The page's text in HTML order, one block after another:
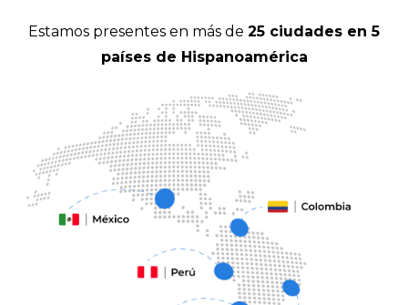
Estamos presentes en más de 25 ciudades en 5
países de Hispanoamérica